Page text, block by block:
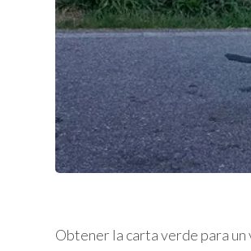
Obtener la carta verde para